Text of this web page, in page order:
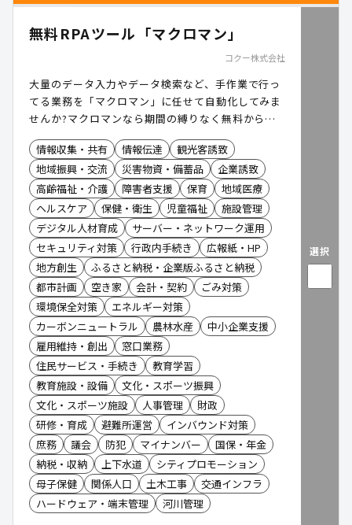
無料RPAツール「マクロマン」
コクー株式会社
大量のデータ入力やデータ検索など、手作業で行っ
てる業務を「マクロマン」に任せて自動化してみま
せんか?マクロマンなら期間の縛りなく無料から利
用できます。
情報収集・共有
情報伝達
観光客誘致
地域振興・交流
災害物資・備蓄品
企業誘致
高齢福祉・介護
障害者支援 保育
地域医療
ヘルスケア
保健・衛生 児童福祉
施設管理
デジタル人材育成
サーバー・ネットワーク運用
セキュリティ対策
行政内手続き
広報紙・HP
地方創生
ふるさと納税・企業版ふるさと納税
都市計画
空き家 会計・契約
ごみ対策
環境保全対策
エネルギー対策
カーボンニュートラル
農林水産
中小企業支援
雇用維持・創出
窓口業務
住民サービス・手続き
教育学習
教育施設・設備
文化・スポーツ振興
文化・スポーツ施設
人事管理
財政
研修・育成
避難所運営
インバウンド対策
庶務
議会 防犯 マイナンバー
国保・年金
納税・収納
上下水道
シティプロモーション
母子保健
関係人口 土木工事
交通インフラ
ハードウェア・端末管理
河川管理
選択